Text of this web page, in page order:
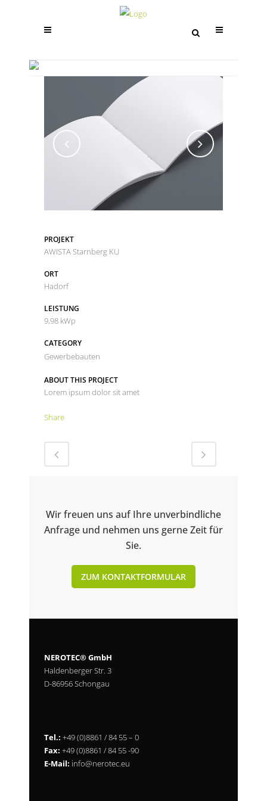
PROJEKT
AWISTA Starnberg KU
ORT
Hadorf
LEISTUNG
9,98 kWp
CATEGORY
Gewerbebauten
ABOUT THIS PROJECT
Lorem ipsum dolor sit amet
Share
Wir freuen uns auf Ihre unverbindliche
Anfrage und nehmen uns gerne Zeit für
Sie.
ZUM KONTAKTFORMULAR
NEROTEC® GmbH
Haldenberger Str. 3
D-86956 Schongau
Tel.: +49 (0)8861 / 84 55 – 0
Fax: +49 (0)8861 / 84 55 -90
E-Mail: info@nerotec.eu